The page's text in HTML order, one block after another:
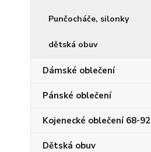
Punčocháče, silonky
dětská obuv
Dámské oblečení
Pánské oblečení
Kojenecké oblečení 68-92
Dětská obuv